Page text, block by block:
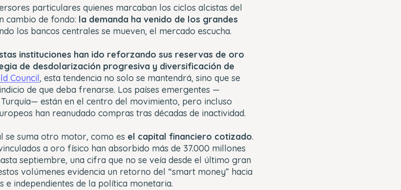
particulares quienes marcaban los ciclos alcistas del
cambio de fondo: la demanda ha venido de los grandes
los bancos centrales se mueven, el mercado escucha.
instituciones han ido reforzando sus reservas de oro
de desdolarización progresiva y diversificación de
Council, esta tendencia no solo se mantendrá, sino que se
de que deba frenarse. Los países emergentes —
están en el centro del movimiento, pero incluso
han reanudado compras tras décadas de inactividad.
se suma otro motor, como es el capital financiero cotizado.
a oro físico han absorbido más de 37.000 millones
septiembre, una cifra que no se veía desde el último gran
volúmenes evidencia un retorno del “smart money” hacia
e independientes de la política monetaria.